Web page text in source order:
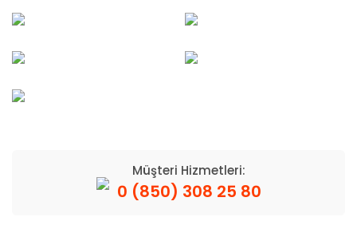
Müşteri Hizmetleri:
0 (850) 308 25 80